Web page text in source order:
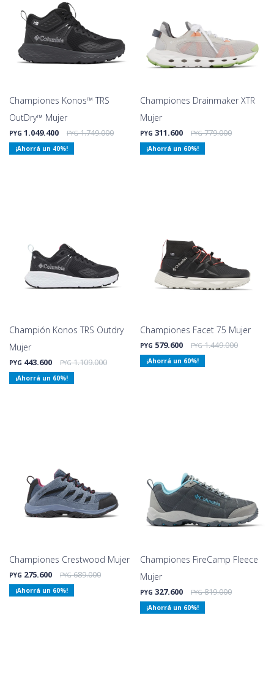
Championes Konos™ TRS
OutDry™ Mujer
PYG 1.049.400 PYG 1.749.000
40
Championes Drainmaker XTR
Mujer
PYG 311.600 PYG 779.000
60
Champión Konos TRS Outdry
Mujer
PYG 443.600 PYG 1.109.000
60
Championes Facet 75 Mujer
PYG 579.600 PYG 1.449.000
60
Championes Crestwood Mujer
PYG 275.600 PYG 689.000
60
Championes FireCamp Fleece
Mujer
PYG 327.600 PYG 819.000
60